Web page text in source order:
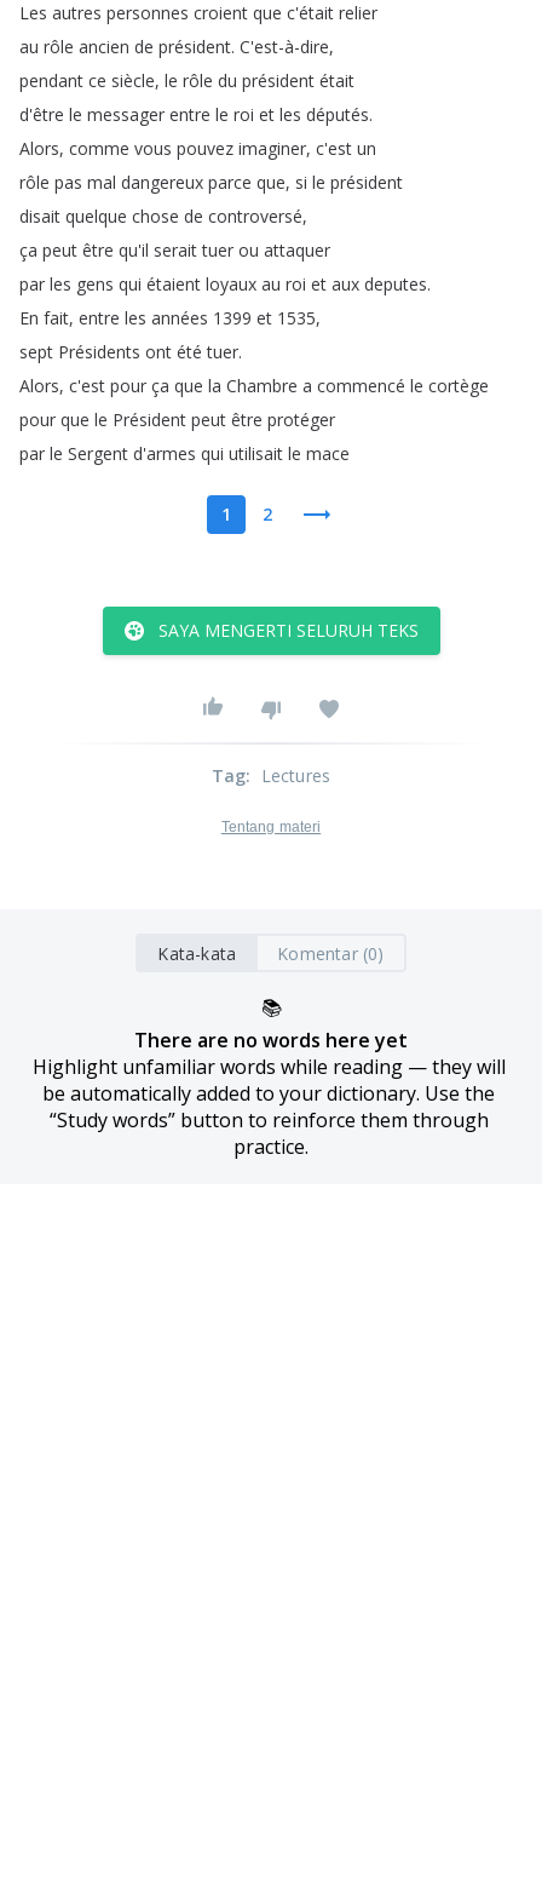
Les autres personnes croient que c'était relier
au rôle ancien de président. C'est-à-dire,
pendant ce siècle, le rôle du président était
d'être le messager entre le roi et les députés.
Alors, comme vous pouvez imaginer, c'est un
rôle pas mal dangereux parce que, si le président
disait quelque chose de controversé,
ça peut être qu'il serait tuer ou attaquer
par les gens qui étaient loyaux au roi et aux deputes.
En fait, entre les années 1399 et 1535,
sept Présidents ont été tuer.
Alors, c'est pour ça que la Chambre a commencé le cortège
pour que le Président peut être protéger
par le Sergent d'armes qui utilisait le mace
1 2
SAYA MENGERTI SELURUH TEKS
Tag: Lectures
Tentang materi
Kata-kata Komentar (0)
📚
There are no words here yet
Highlight unfamiliar words while reading — they will
be automatically added to your dictionary. Use the
“Study words” button to reinforce them through
practice.